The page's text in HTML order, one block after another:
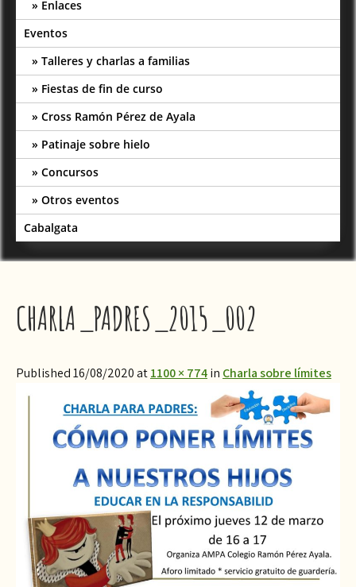
Enlaces
Eventos
Talleres y charlas a familias
Fiestas de fin de curso
Cross Ramón Pérez de Ayala
Patinaje sobre hielo
Concursos
Otros eventos
Cabalgata
CHARLA_PADRES_2015_002
Published 16/08/2020 at1100 × 774in Charla sobre límites